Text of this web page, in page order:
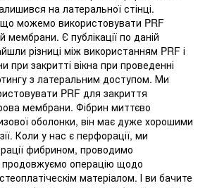
на латеральної стінці.
можемо використовувати PRF
мембрани. Є публікації по даній
різниці між використанням PRF і
при закритті вікна при проведенні
з латеральним доступом. Ми
PRF для закриття
мембрани. Фібрин миттєво
оболонки, він має дуже хорошими
Коли у нас є перфорації, ми
фибрином, проводимо
продовжуємо операцію щодо
матеріалом. І ви бачите